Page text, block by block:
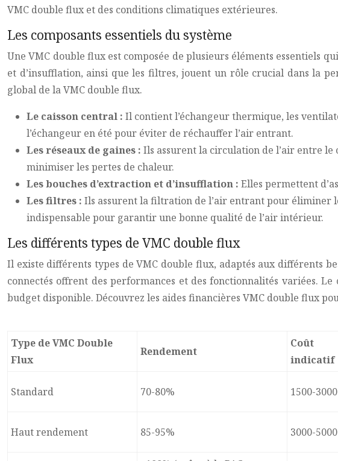
VMC double flux et des conditions climatiques extérieures.
Les composants essentiels du système
Une VMC double flux est composée de plusieurs éléments essentiels
et d’insufflation, ainsi que les filtres, jouent un rôle crucial dans la
global de la VMC double flux.
Le caisson central : Il contient l’échangeur thermique, les
l’échangeur en été pour éviter de réchauffer l’air entrant.
Les réseaux de gaines : Ils assurent la circulation de l’air entre le
minimiser les pertes de chaleur.
Les bouches d’extraction et d’insufflation : Elles permettent
Les filtres : Ils assurent la filtration de l’air entrant pour éliminer
indispensable pour garantir une bonne qualité de l’air intérieur.
Les différents types de VMC double flux
Il existe différents types de VMC double flux, adaptés aux différents
connectés offrent des performances et des fonctionnalités variées.
budget disponible. Découvrez les aides financières VMC double flux
Type de VMC Double
Flux
Rendement
Coût
indicatif
Standard 70-80% 1500-
Haut rendement 85-95% 3000-